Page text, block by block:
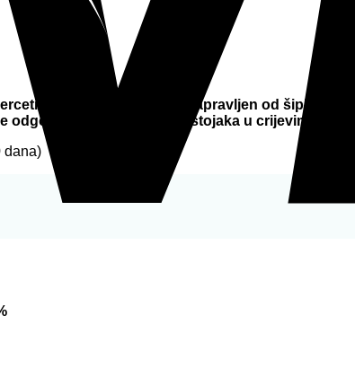
je dodatak prehrani napravljen od šipka
odgođeno oslobađanje sastojaka u crijevima.
dana)